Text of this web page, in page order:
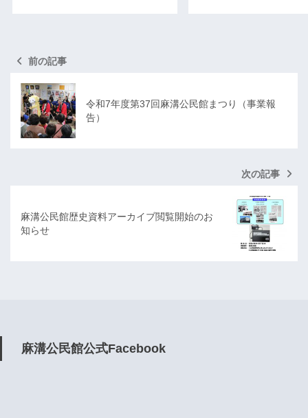
前の記事
令和7年度第37回麻溝公民館まつり（事業報
告）
次の記事
麻溝公民館歴史資料アーカイブ閲覧開始のお
知らせ
麻溝公民館公式Facebook